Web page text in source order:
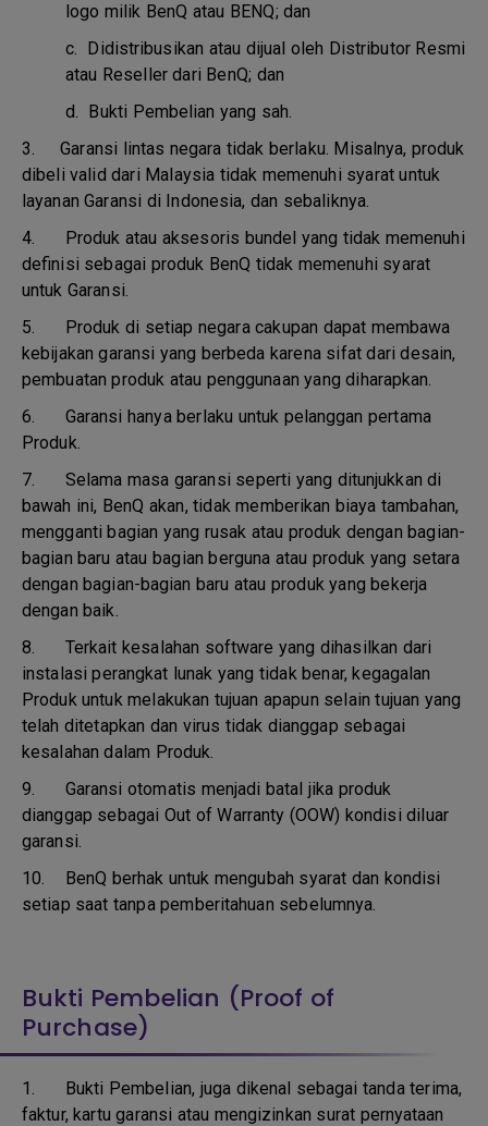
logo milik BenQ atau BENQ; dan
c. Didistribusikan atau dijual oleh Distributor Resmi
atau Reseller dari BenQ; dan
d. Bukti Pembelian yang sah.
3.Garansi lintas negara tidak berlaku. Misalnya, produk
dibeli valid dari Malaysia tidak memenuhi syarat untuk
layanan Garansi di Indonesia, dan sebaliknya.
4. Produk atau aksesoris bundel yang tidak memenuhi
definisi sebagai produk BenQ tidak memenuhi syarat
untuk Garansi.
5. Produk di setiap negara cakupan dapat membawa
kebijakan garansi yang berbeda karena sifat dari desain,
pembuatan produk atau penggunaan yang diharapkan.
6. Garansi hanya berlaku untuk pelanggan pertama
Produk.
7. Selama masa garansi seperti yang ditunjukkan di
bawah ini, BenQ akan, tidak memberikan biaya tambahan,
mengganti bagian yang rusak atau produk dengan bagian-
bagian baru atau bagian berguna atau produk yang setara
dengan bagian-bagian baru atau produk yang bekerja
dengan baik.
8. Terkait kesalahan software yang dihasilkan dari
instalasi perangkat lunak yang tidak benar, kegagalan
Produk untuk melakukan tujuan apapun selain tujuan yang
telah ditetapkan dan virus tidak dianggap sebagai
kesalahan dalam Produk.
9. Garansi otomatis menjadi batal jika produk
dianggap sebagai Out of Warranty (OOW) kondisi diluar
garansi.
10. BenQ berhak untuk mengubah syarat dan kondisi
setiap saat tanpa pemberitahuan sebelumnya.
Bukti Pembelian (Proof of
Purchase)
1. Bukti Pembelian, juga dikenal sebagai tanda terima,
faktur, kartu garansi atau mengizinkan surat pernyataan